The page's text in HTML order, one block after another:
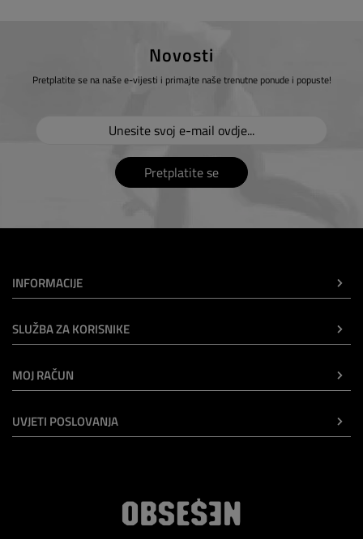
Novosti
Pretplatite se na naše e-vijesti i primajte naše trenutne ponude i popuste!
Pretplatite se
INFORMACIJE
SLUŽBA ZA KORISNIKE
MOJ RAČUN
UVJETI POSLOVANJA